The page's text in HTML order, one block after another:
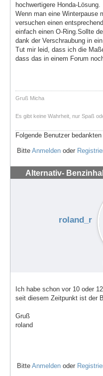
hochwertigere Honda-Lösung.
Wenn man eine Winterpause
versuchen einen
einfach einen O-Ring.Sollte
dank der Verschraubung in
Tut mir leid, dass ich die
dass das in einem Forum
Gruß Micha
Es gibt keine Wahrheit, nur Spaß
Folgende Benutzer
Bitte Anmelden oder
Alternativ-
roland_r
Ich habe schon vor 10 oder
seit diesem Zeitpunkt ist der
Gruß
roland
Bitte Anmelden oder